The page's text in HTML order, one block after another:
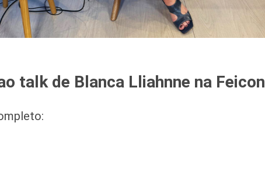
talk de Blanca Lliahnne na Feicon